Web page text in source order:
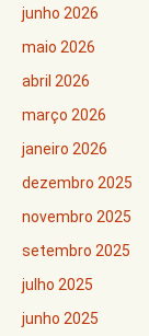
junho 2026
maio 2026
abril 2026
março 2026
janeiro 2026
dezembro 2025
novembro 2025
setembro 2025
julho 2025
junho 2025